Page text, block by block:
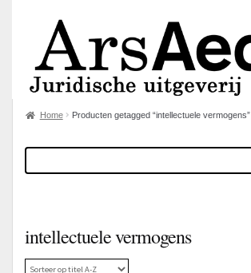
Home Producten getagged “intellectuele vermogens”
intellectuele vermogens